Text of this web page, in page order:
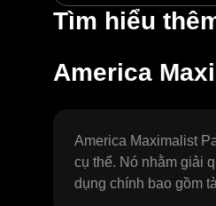
Tìm hiểu
America
America Maximalist
cụ thể. Nó nhằm giải
dụng chính bao gồm